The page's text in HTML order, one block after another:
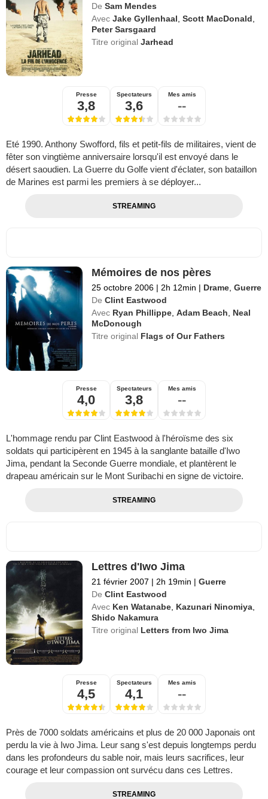
De Sam Mendes
Avec Jake Gyllenhaal ,Scott MacDonald
Peter Sarsgaard
Titre originalJarhead
Presse
3,8
Spectateurs
3,6
Mes amis
--
Eté 1990. Anthony Swofford, fils et petit-fils de militaires, vient de
fêter son vingtième anniversaire lorsqu'il est envoyé dans le
désert saoudien. La Guerre du Golfe vient d'éclater, son bataillon
de Marines est parmi les premiers à se déployer...
STREAMING
Mémoires de nos pères
25 octobre 2006 | 2h 12min | Drame ,Guerre
De Clint Eastwood
Avec Ryan Phillippe ,Adam Beach
Neal
McDonough
Titre original Flags of Our Fathers
Presse
4,0
Spectateurs
3,8
Mes amis
--
L'hommage rendu par Clint Eastwood à l'héroïsme des six
soldats qui participèrent en 1945 à la sanglante bataille d'Iwo
Jima, pendant la Seconde Guerre mondiale, et plantèrent le
drapeau américain sur le Mont Suribachi en signe de victoire.
STREAMING
Lettres d'Iwo Jima
21 février 2007 | 2h 19min | Guerre
De Clint Eastwood
Avec Ken Watanabe Kazunari Ninomiya
Shido Nakamura
Titre original Letters from Iwo Jima
Presse
4,5
Spectateurs
4,1
Mes amis
--
Près de 7000 soldats américains et plus de 20 000 Japonais ont
perdu la vie à Iwo Jima. Leur sang s'est depuis longtemps perdu
dans les profondeurs du sable noir, mais leurs sacrifices, leur
courage et leur compassion ont survécu dans ces Lettres.
STREAMING